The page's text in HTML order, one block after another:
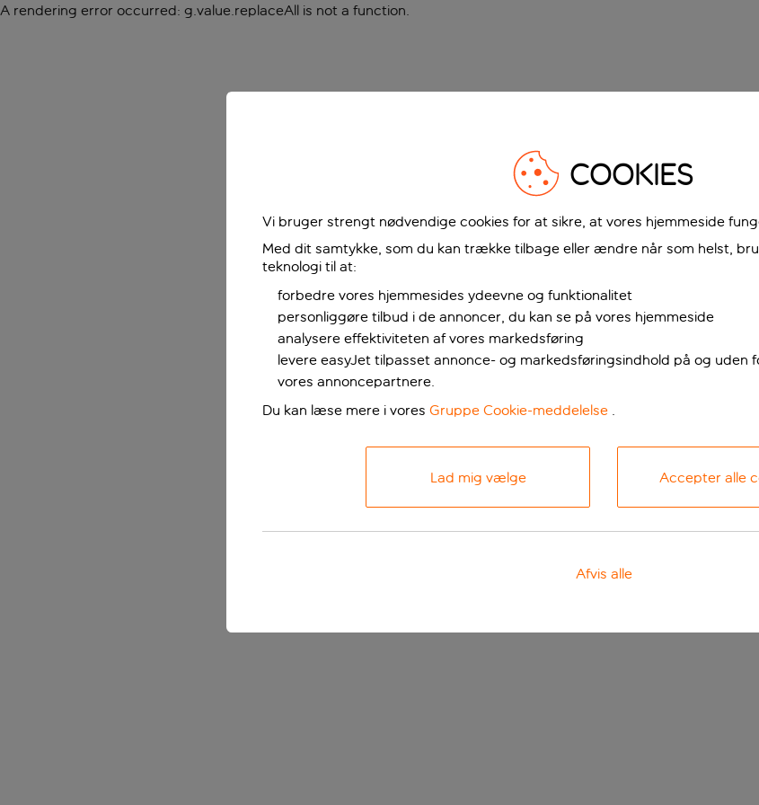
A rendering error occurred: g.value.replaceAll is not a function.
COOKIES
Vi bruger strengt nødvendige cookies for at sikre, at vores hjemmeside
Med dit samtykke, som du kan trække tilbage eller ændre når som helst,
teknologi til at:
forbedre vores hjemmesides ydeevne og funktionalitet
personliggøre tilbud i de annoncer, du kan se på vores hjemmeside
analysere effektiviteten af vores markedsføring
levere easyJet tilpasset annonce- og markedsføringsindhold på og uden
vores annoncepartnere.
Du kan læse mere i vores Gruppe Cookie-meddelelse .
Lad mig vælge Accepter alle
Afvis alle